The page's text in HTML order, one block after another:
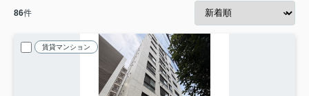
86件
賃貸マンション